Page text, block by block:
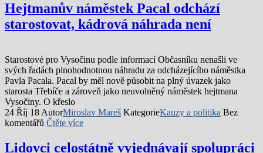
Hejtmanův náměstek Pacal odchází
starostovat, kádrová náhrada není
Starostové pro Vysočinu podle informací Občasníku nenašli ve
svých řadách plnohodnotnou náhradu za odcházejícího náměstka
Pavla Pacala. Pacal by měl nově působit na plný úvazek jako
starosta Třebíče a zároveň jako neuvolněný náměstek hejtmana
Vysočiny. O křeslo
24 Říj 18 AutorMiroslav Mareš KategorieKauzy a politika Bez
komentářů Čtěte více
Lidovci celostátně vyjednávají spolupráci